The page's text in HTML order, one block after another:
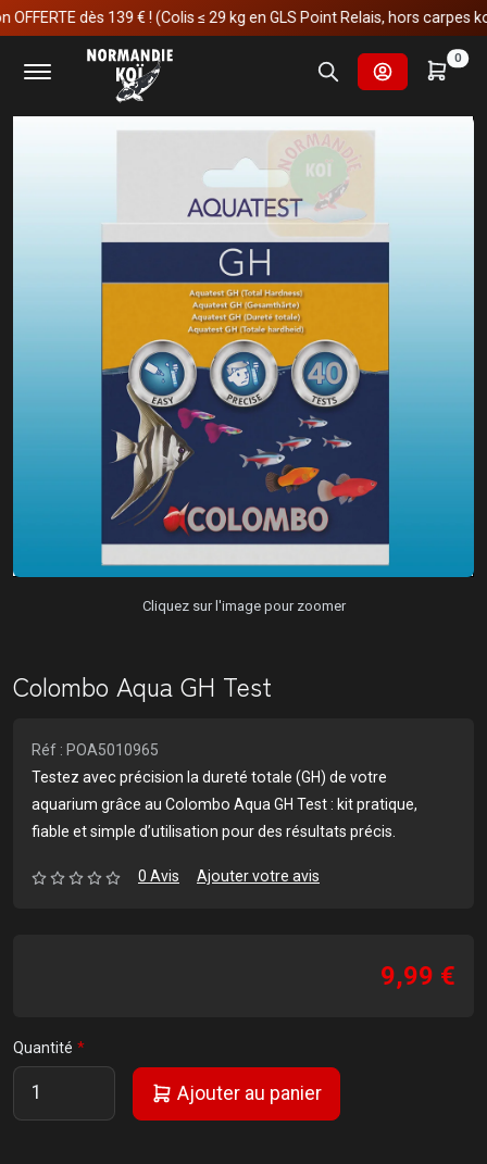
dès 139 € ! (Colis ≤ 29 kg en GLS Point Relais, hors carpes koï)
0
Accueil Aquariophilie Analyse
Tests Réactifs
Colombo Aqua GH Test
Cliquez sur l'image pour zoomer
Colombo Aqua GH Test
Réf : POA5010965
Testez avec précision la dureté totale (GH) de votre
aquarium grâce au Colombo Aqua GH Test : kit pratique,
fiable et simple d’utilisation pour des résultats précis.
0 Avis Ajouter votre avis
9,99 €
Quantité
Ajouter au panier